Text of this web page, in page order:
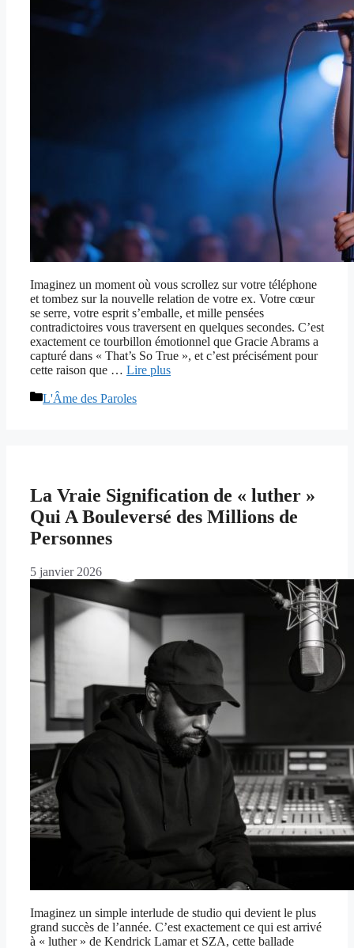
Imaginez un moment où vous scrollez sur votre téléphone
et tombez sur la nouvelle relation de votre ex. Votre cœur
se serre, votre esprit s’emballe, et mille pensées
contradictoires vous traversent en quelques secondes. C’est
exactement ce tourbillon émotionnel que Gracie Abrams a
capturé dans « That’s So True », et c’est précisément pour
cette raison que … Lire plus
Catégories
L'Âme des Paroles
La Vraie Signification de « luther »
Qui A Bouleversé des Millions de
Personnes
5 janvier 2026
Imaginez un simple interlude de studio qui devient le plus
grand succès de l’année. C’est exactement ce qui est arrivé
à « luther » de Kendrick Lamar et SZA, cette ballade